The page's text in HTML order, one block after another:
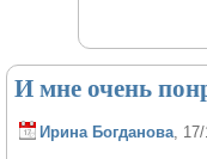
И мне очень
Ирина Богданова,